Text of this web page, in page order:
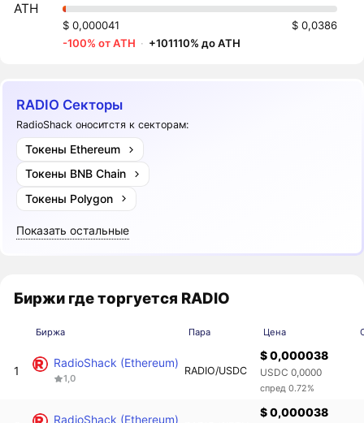
ATH
$ 0,000041
$ 0,0386
-100% от ATH · +101110% до ATH
RADIO Секторы
RadioShack оноситстя к секторам:
Токены Ethereum
Токены BNB Chain
Токены Polygon
Показать остальные
Биржи где торгуется RADIO
Биржа Пара Цена
1
RadioShack (Ethereum)
1,0
RADIO/USDC
$ 0,000038
USDC 0,0000
спред 0.72%
RadioShack (Ethereum)
$ 0,000038